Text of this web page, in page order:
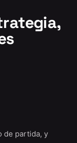
de partida, y